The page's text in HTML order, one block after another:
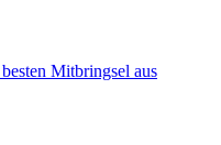
Mitbringsel aus